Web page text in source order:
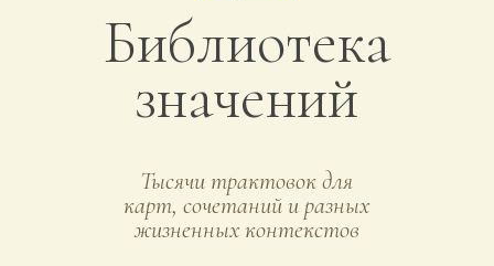
Библиотека
значений
Тысячи трактовок для
карт, сочетаний и разных
жизненных контекстов